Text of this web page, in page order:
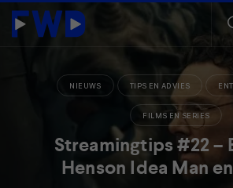
NIEUWS TIPS EN ADVIES
FILMS EN SERIES
Streamingtips #22 –
Henson Idea Man